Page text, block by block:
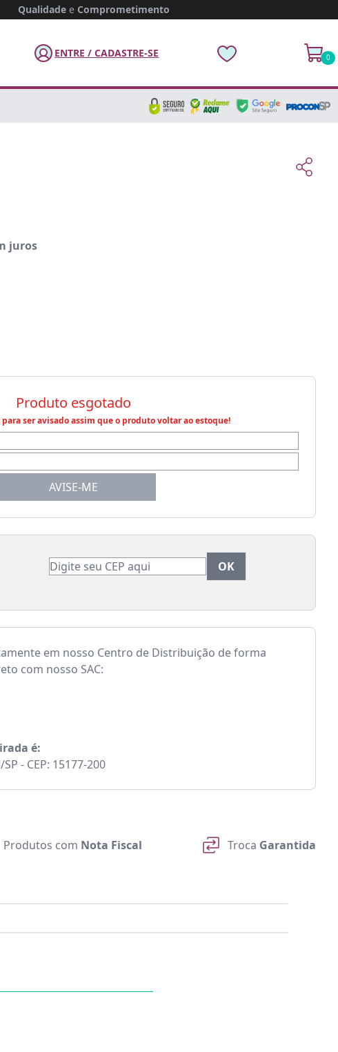
Qualidadee Comprometimento
ENTRE / CADASTRE-SE 0
juros
Produto esgotado
para ser avisado assim que o produto voltar ao estoque!
AVISE-ME
em nosso Centro de Distribuição de forma
com nosso SAC:
é:
- CEP: 15177-200
Produtos com Nota Fiscal Troca Garantida